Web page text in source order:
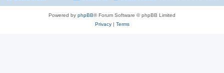
Powered by phpBB® Forum Software © phpBB Limited
Privacy| Terms